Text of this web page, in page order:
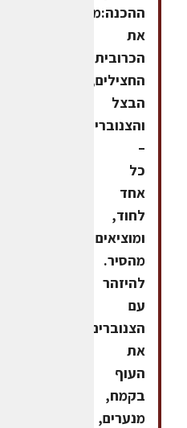
ההכנה:מטגנים
את
הכרובית,
החצילים,
הבצל
והצנוברים
–
כל
אחד
לחוד,
ומוציאים
מהסיר.
להיזהר
עם
הצנוברים.טובלים
את
העוף
בקמח,
מנערים,